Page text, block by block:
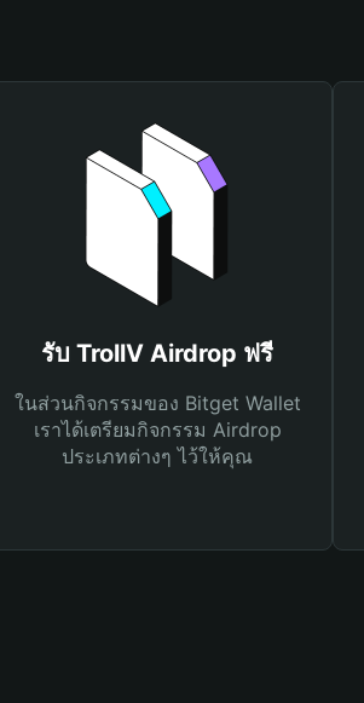
รับ TrollV Airdrop ฟรี
ในส่วนกิจกรรมของ Bitget Wallet
เราได้เตรียมกิจกรรม Airdrop
ประเภทต่างๆ ไว้ให้คุณ